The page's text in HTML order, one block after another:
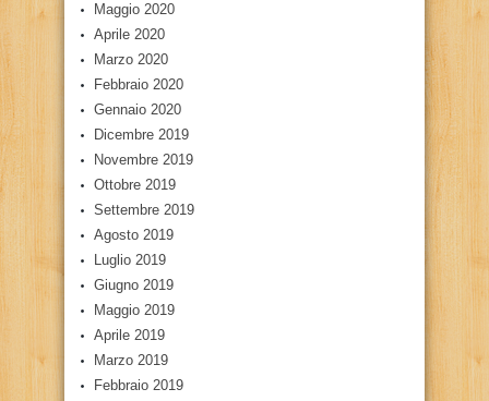
Maggio 2020
Aprile 2020
Marzo 2020
Febbraio 2020
Gennaio 2020
Dicembre 2019
Novembre 2019
Ottobre 2019
Settembre 2019
Agosto 2019
Luglio 2019
Giugno 2019
Maggio 2019
Aprile 2019
Marzo 2019
Febbraio 2019